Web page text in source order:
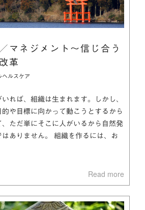
マネジメント～信じ合う
革
ヘルスケア
れば、組織は生まれます。しかし、
や目標に向かって動こうとするから
ただ単にそこに人がいるから自然発
ありません。 組織を作るには、お
Read more